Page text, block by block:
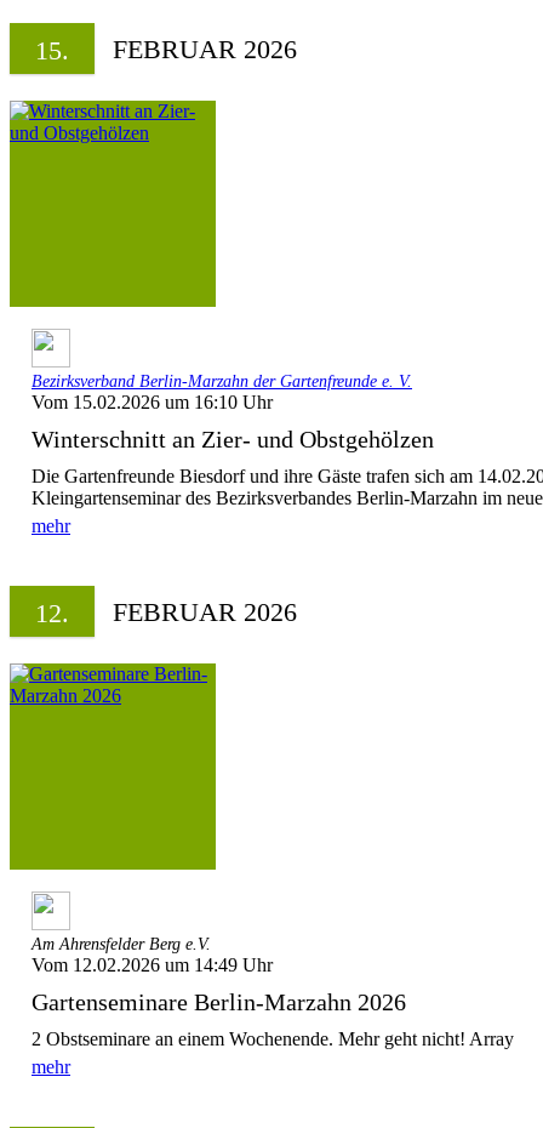
15. FEBRUAR 2026
Bezirksverband Berlin-Marzahn der Gartenfreunde e. V.
Vom 15.02.2026 um 16:10 Uhr
Winterschnitt an Zier- und Obstgehölzen
Die Gartenfreunde Biesdorf und ihre Gäste trafen sich am
Kleingartenseminar des Bezirksverbandes Berlin-Marzahn im
mehr
12. FEBRUAR 2026
Am Ahrensfelder Berg e.V.
Vom 12.02.2026 um 14:49 Uhr
Gartenseminare Berlin-Marzahn 2026
2 Obstseminare an einem Wochenende. Mehr geht nicht! Array
mehr